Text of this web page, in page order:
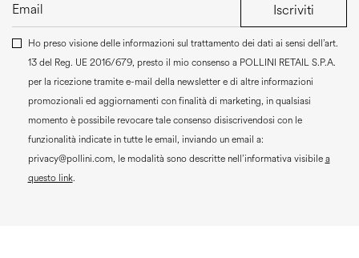
Iscriviti
Ho preso visione delle informazioni sul trattamento dei dati ai sensi dell’art.
13 del Reg. UE 2016/679, presto il mio consenso a POLLINI RETAIL S.P.A.
per la ricezione tramite e-mail della newsletter e di altre informazioni
promozionali ed aggiornamenti con finalità di marketing, in qualsiasi
momento è possibile revocare tale consenso disiscrivendosi con le
funzionalità indicate in tutte le email, inviando un email a:
privacy@pollini.com, le modalità sono descritte nell’informativa visibilea
questo link.